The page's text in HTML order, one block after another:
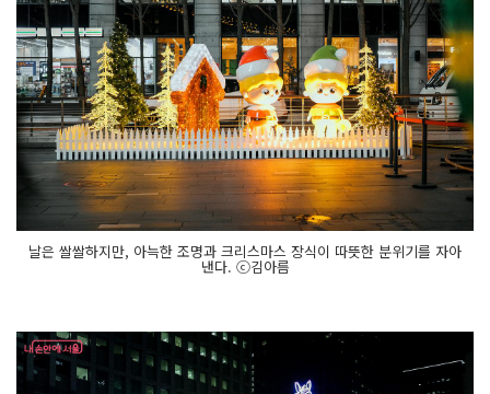
날은 쌀쌀하지만, 아늑한 조명과 크리스마스 장식이 따뜻한 분위기를 자아
낸다. ⓒ김아름